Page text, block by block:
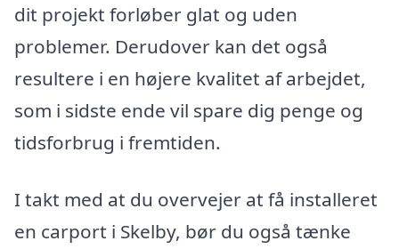
dit projekt forløber glat og uden
problemer. Derudover kan det også
resultere i en højere kvalitet af arbejdet,
som i sidste ende vil spare dig penge og
tidsforbrug i fremtiden.
I takt med at du overvejer at få installeret
en carport i Skelby, bør du også tænke